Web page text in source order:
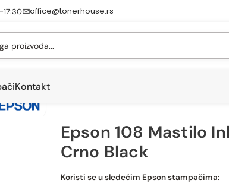
office@tonerhouse.rs
Kontakt
Epson 108 Mastilo
Crno Black
Koristi se u sledećim Epson stampačima: